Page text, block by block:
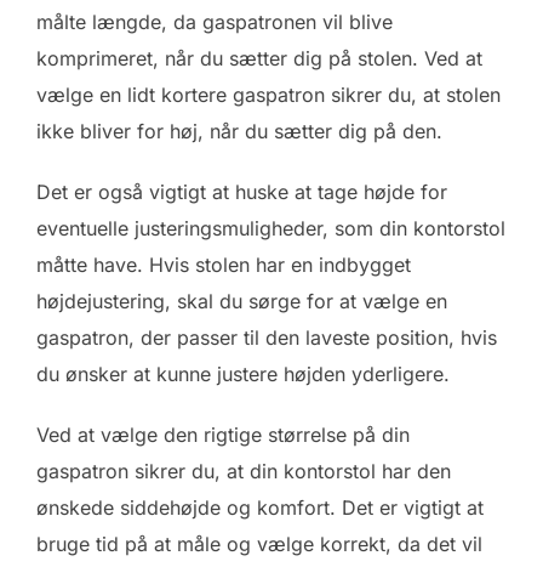
målte længde, da gaspatronen vil blive
komprimeret, når du sætter dig på stolen. Ved at
vælge en lidt kortere gaspatron sikrer du, at stolen
ikke bliver for høj, når du sætter dig på den.
Det er også vigtigt at huske at tage højde for
eventuelle justeringsmuligheder, som din kontorstol
måtte have. Hvis stolen har en indbygget
højdejustering, skal du sørge for at vælge en
gaspatron, der passer til den laveste position, hvis
du ønsker at kunne justere højden yderligere.
Ved at vælge den rigtige størrelse på din
gaspatron sikrer du, at din kontorstol har den
ønskede siddehøjde og komfort. Det er vigtigt at
bruge tid på at måle og vælge korrekt, da det vil